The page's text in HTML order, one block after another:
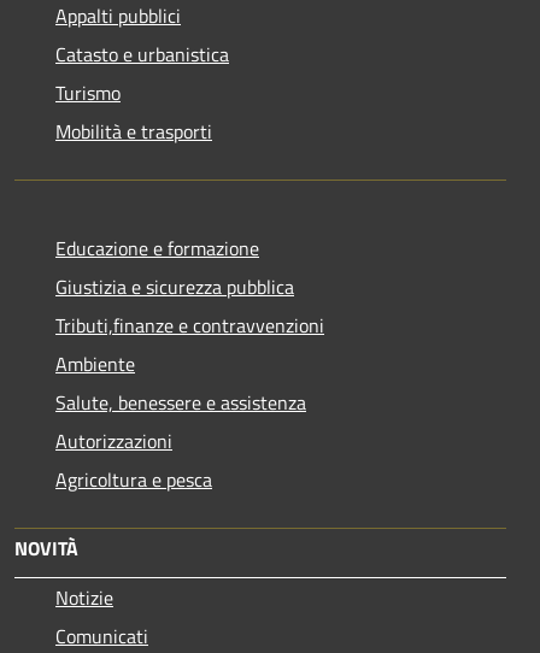
Appalti pubblici
Catasto e urbanistica
Turismo
Mobilità e trasporti
Educazione e formazione
Giustizia e sicurezza pubblica
Tributi,finanze e contravvenzioni
Ambiente
Salute, benessere e assistenza
Autorizzazioni
Agricoltura e pesca
NOVITÀ
Notizie
Comunicati